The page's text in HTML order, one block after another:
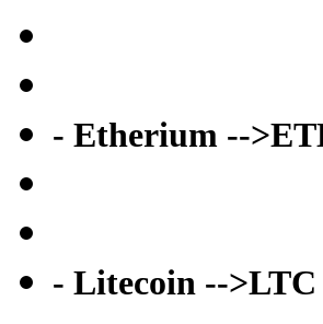
- Etherium --
- Litecoin -->LTC